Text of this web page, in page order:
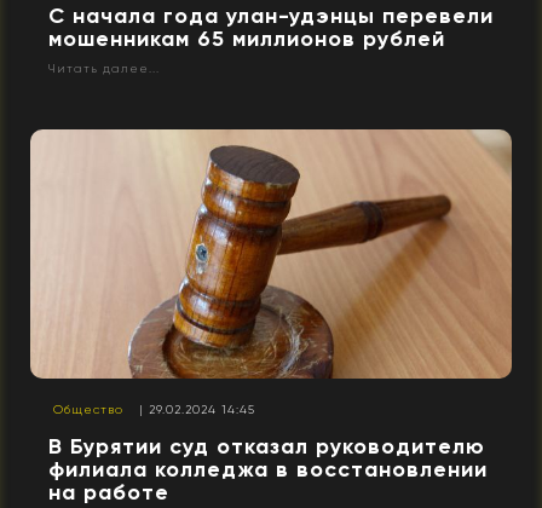
С начала года улан-удэнцы перевели
мошенникам 65 миллионов рублей
Читать далее...
Общество | 29.02.2024 14:45
В Бурятии суд отказал руководителю
филиала колледжа в восстановлении
на работе